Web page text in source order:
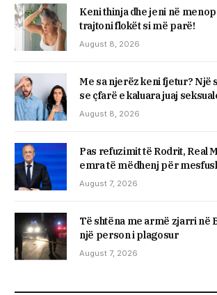
Keni thinja dhe jeni në
trajtoni flokët si më parë!
August 8, 2026
Me sa njerëz keni fjetur? Një
se çfarë e kaluara juaj
August 8, 2026
Pas refuzimit të Rodrit, Real
emra të mëdhenj për
August 7, 2026
Të shtëna me armë zjarri në
një person i plagosur
August 7, 2026